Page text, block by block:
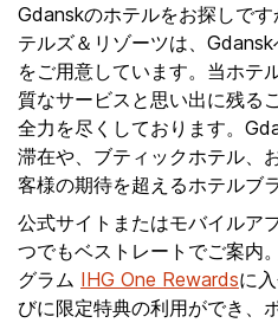
Gdanskのホテルをお探しで
テルズ＆リゾーツは、
をご用意しています。当ホテ
質なサービスと思い出に残る
全力を尽くしております。
滞在や、ブティックホテル、
客様の期待を超えるホテルブ
公式サイトまたはモバイルア
つでもベストレートでご案内
グラム IHG One Rewardsに
びに限定特典の利用ができ、